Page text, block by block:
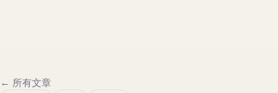
← 所有文章